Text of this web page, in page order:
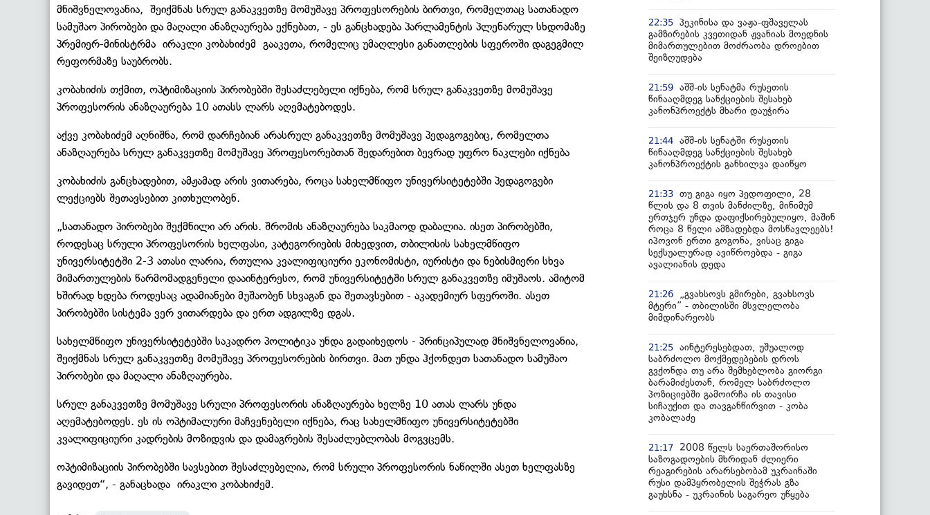
მნიშვნელოვანია, შეიქმნას სრულ განაკვეთზე მომუშავე პროფესორების ბირთვი, რომელთაც სათანადო
სამუშაო პირობები და მაღალი ანაზღაურება ექნებათ, - ეს განცხადება პარლამენტის პლენარულ სხდომაზე
პრემიერ-მინისტრმა ირაკლი კობახიძემ გააკეთა, რომელიც უმაღლესი განათლების სფეროში დაგეგმილ
რეფორმაზე საუბრობს.
კობახიძის თქმით, ოპტიმიზაციის პირობებში შესაძლებელი იქნება, რომ სრულ განაკვეთზე მომუშავე
პროფესორის ანაზღაურება 10 ათასს ლარს აღემატებოდეს.
აქვე კობახიძემ აღნიშნა, რომ დარჩებიან არასრულ განაკვეთზე მომუშავე პედაგოგებიც, რომელთა
ანაზღაურება სრულ განაკვეთზე მომუშავე პროფესორებთან შედარებით ბევრად უფრო ნაკლები იქნება
კობახიძის განცხადებით, ამჟამად არის ვითარება, როცა სახელმწიფო უნივერსიტეტებში პედაგოგები
ლექციებს შეთავსებით კითხულობენ.
„სათანადო პირობები შექმნილი არ არის. შრომის ანაზღაურება საკმაოდ დაბალია. ისეთ პირობებში,
როდესაც სრული პროფესორის ხელფასი, კატეგორიების მიხედვით, თბილისის სახელმწიფო
უნივერსიტეტში 2-3 ათასი ლარია, რთულია კვალიფიციური ეკონომისტი, იურისტი და ნებისმიერი სხვა
მიმართულების წარმომადგენელი დააინტერესო, რომ უნივერსიტეტში სრულ განაკვეთზე იმუშაოს. ამიტომ
ხშირად ხდება როდესაც ადამიანები მუშაობენ სხვაგან და შეთავსებით - აკადემიურ სფეროში. ასეთ
პირობებში სისტემა ვერ ვითარდება და ერთ ადგილზე დგას.
სახელმწიფო უნივერსიტეტებში საკადრო პოლიტიკა უნდა გადაიხედოს - პრინციპულად მნიშვნელოვანია,
შეიქმნას სრულ განაკვეთზე მომუშავე პროფესორების ბირთვი. მათ უნდა ჰქონდეთ სათანადო სამუშაო
პირობები და მაღალი ანაზღაურება.
სრულ განაკვეთზე მომუშავე სრული პროფესორის ანაზღაურება ხელზე 10 ათას ლარს უნდა
აღემატებოდეს. ეს ის ოპტიმალური მაჩვენებელი იქნება, რაც სახელმწიფო უნივერსიტეტებში
კვალიფიციური კადრების მოზიდვის და დამაგრების შესაძლებლობას მოგვცემს.
ოპტიმიზაციის პირობებში სავსებით შესაძლებელია, რომ სრული პროფესორის ნაწილში ასეთ ხელფასზე
გავიდეთ“, - განაცხადა ირაკლი კობახიძემ.
22:35 პეკინისა და ვაჟა-ფშაველას
გამზირების კვეთიდან ჟვანიას მოედნის
მიმართულებით მოძრაობა დროებით
შეიზღუდება
21:59 აშშ-ის სენატმა რუსეთის
წინააღმდეგ სანქციების შესახებ
კანონპროექტს მხარი დაუჭირა
21:44 აშშ-ის სენატში რუსეთის
წინააღმდეგ სანქციების შესახებ
კანონპროექტის განხილვა დაიწყო
21:33 თუ გიგა იყო პედოფილი, 28
წლის და 8 თვის მანძილზე, მინიმუმ
ერთჯერ უნდა დაფიქსირებულიყო, მაშინ
როცა 8 წელი ამზადებდა მოსწავლეებს!
იპოვონ ერთი გოგონა, ვისაც გიგა
სექსუალურად ავიწროებდა - გიგა
ავალიანის დედა
21:26
„გვახსოვს გმირები, გვახსოვს
მტერი” - თბილისში მსვლელობა
მიმდინარეობს
21:25 აინტერესებდათ, უშუალოდ
საბრძოლო მოქმედებების დროს
გვქონდა თუ არა შემხებლობა გიორგი
ბარამიძესთან, რომელ საბრძოლო
პოზიციებში გამოირჩა ის თავისი
სიჩაუქით და თავგანწირვით - კობა
კობალაძე
21:17
2008 წელს საერთაშორისო
საზოგადოების მხრიდან ძლიერი
რეაგირების არარსებობამ უკრაინაში
რუსი დამპყრობელის შეჭრას გზა
გაუხსნა - უკრაინის საგარეო უწყება